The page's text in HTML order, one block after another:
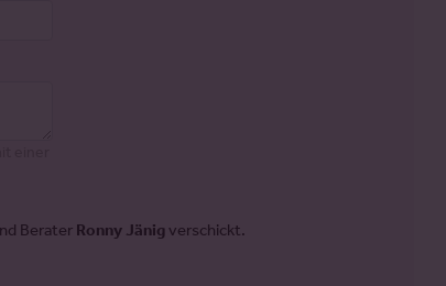
Berater Ronny Jänig verschickt.